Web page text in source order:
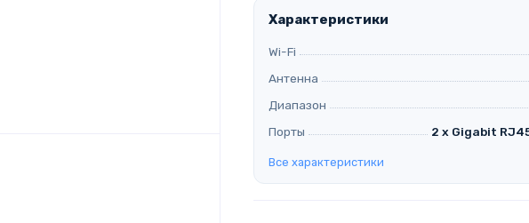
Характеристики
Wi-Fi
Антенна
Диапазон
Порты
2 x Gigabit
Все характеристики